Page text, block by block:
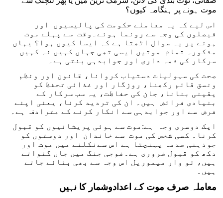
موت ہونے پر ہنگامہ کیوں؟
اس لیے کہ یہ معاملے حکومت کی پالیسیوں اور
فیصلوں کی وجہ سے رونما ہوئے۔وقت سے پہلے موت
ہونے پر یہ سوال اٹھتا ہے کہ ایسا کیوں ہوا؟ یہاں
مذکورہ تمام موتیں ایسی تھی جہاں کہیں نہ کہیں
سرکار کی ذمہ داری اور جوابدہی بنتی ہے۔
صحت کی سہولیات دستیاب کروانا، قانون اور ونظم
ونسق قائم رکھنا، روزگار اور غذائی تحفظ کو
یقینی بنانا، جان کی حفاظت، یہ سب سرکار کے
بنیادی فرائض ہیں۔ ان کی تردید کرنا، یعنی اپنے
فرض سے اور جوابدہی سے انکار کرنے کے مترادف ہے۔
ایک دوسری وجہ ہے:موت سے ہوئی پریشانیوں کو قبول
کرنا۔ کسی شخص کی موت سے خاندان اور دوستوں کو
جوذہنی صدمہ پہنچتا ہے اس سےنکلنے میں موت اور
دکھ کو قبول ضروری ہے۔فوجی جنگ میں جان گنواتے
ہیں، تو وار میموریل اس وجہ سے بھی بنائے جاتے
ہیں۔
معاملہ صرف موت کے اعدادوشمار کا نہیں